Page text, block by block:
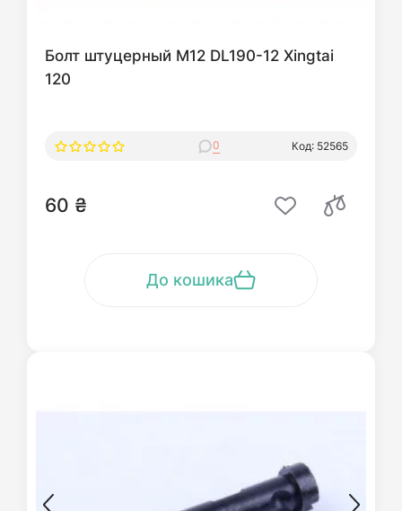
Болт штуцерный М12 DL190-12 Xingtai
120
0 Код: 52565
60 ₴
До кошика